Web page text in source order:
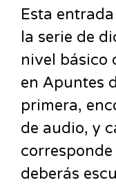
Esta
la serie de
nivel básico
en Apuntes
primera,
de audio, y
deberás